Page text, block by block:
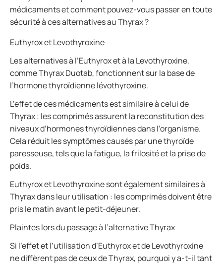
médicaments et comment pouvez-vous passer en toute
sécurité à ces alternatives au Thyrax ?
Euthyrox et Levothyroxine
Les alternatives à l’Euthyrox et à la Levothyroxine,
comme Thyrax Duotab, fonctionnent sur la base de
l’hormone thyroïdienne lévothyroxine.
L’effet de ces médicaments est similaire à celui de
Thyrax : les comprimés assurent la reconstitution des
niveaux d’hormones thyroïdiennes dans l’organisme.
Cela réduit les symptômes causés par une thyroïde
paresseuse, tels que la fatigue, la frilosité et la prise de
poids.
Euthyrox et Levothyroxine sont également similaires à
Thyrax dans leur utilisation : les comprimés doivent être
pris le matin avant le petit-déjeuner.
Plaintes lors du passage à l’alternative Thyrax
Si l’effet et l’utilisation d’Euthyrox et de Levothyroxine
ne diffèrent pas de ceux de Thyrax, pourquoi y a-t-il tant